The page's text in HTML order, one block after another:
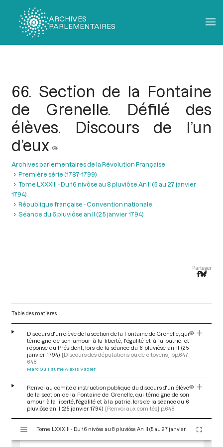
ARCHIVES
PARLEMENTAIRES
66. Section de la Fontaine
de Grenelle. Défilé des
élèves. Discours de l’un
d’eux
Archives parlementaires de la Révolution Française
Première série (1787-1799)
Tome LXXXIII - Du 16 nivôse au 8 pluviôse An II (5 au 27 janvier
1794)
République française - Convention nationale
Séance du 6 pluviôse an II (25 janvier 1794)
Partager
Table des matières
Discours d'un élève de la section de la Fontaine de Grenelle, qui
témoigne de son amour à la liberté, l'égalité et à la patrie, et
réponse du Président, lors de la séance du 6 pluviôse an II (25
janvier 1794) [Discours des députations ou de citoyens] pp.647-
648
Marc Guillaume Alexis Vadier
Renvoi au comité d'instruction publique du discours d'un élève
de la section de la Fontaine de Grenelle, qui témoigne de son
amour à la liberté, l'égalité et à la patrie, lors de la séance du 6
pluviôse an II (25 janvier 1794) [Renvoi aux comités] p.648
s